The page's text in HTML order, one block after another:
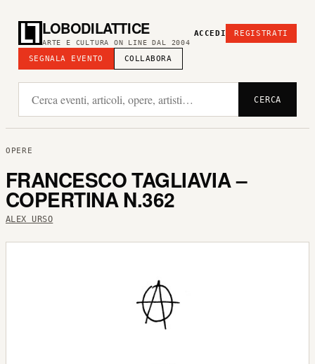
LOBODILATTICE
ARTE E CULTURA ON LINE DAL 2004
SEGNALA EVENTO COLLABORA
ACCEDI REGISTRATI
CERCA
OPERE
FRANCESCO TAGLIAVIA –
COPERTINA N.362
ALEX URSO